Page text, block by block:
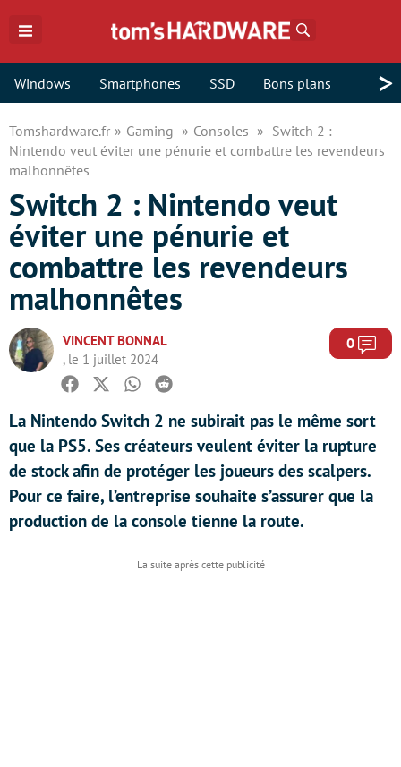
Windows Smartphones SSD Bons plans >
Tomshardware.fr Gaming Consoles
Switch 2 :
Nintendo veut éviter une pénurie et combattre les revendeurs
malhonnêtes
Switch 2 : Nintendo veut
éviter une pénurie et
combattre les revendeurs
malhonnêtes
VINCENT BONNAL
, le 1 juillet 2024
0
Facebook
TwitterWhatsapp
Reddit
La Nintendo Switch 2 ne subirait pas le même sort
que la PS5. Ses créateurs veulent éviter la rupture
de stock afin de protéger les joueurs des scalpers.
Pour ce faire, l’entreprise souhaite s’assurer que la
production de la console tienne la route.